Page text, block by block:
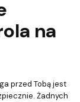
na
przed Tobą jest
Żadnych